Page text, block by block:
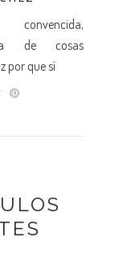
de cosas
por que sí